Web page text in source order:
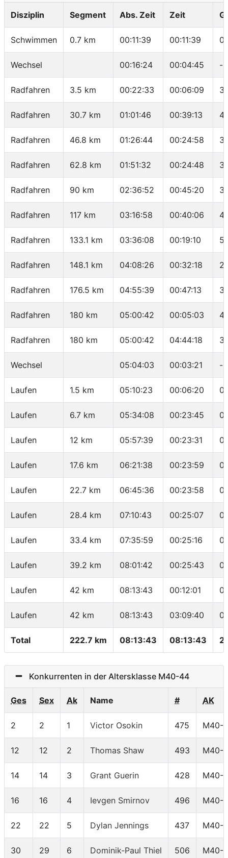
Disziplin Segment Abs. Zeit Zeit
Schwimmen 0.7 km 00:11:39 00:11:39
Wechsel 00:16:24 00:04:45 -
Radfahren 3.5 km 00:22:33 00:06:09
Radfahren 30.7 km 01:01:46 00:39:13
Radfahren 46.8 km 01:26:44 00:24:58
Radfahren 62.8 km 01:51:32 00:24:48
Radfahren 90 km 02:36:52 00:45:20
Radfahren 117 km 03:16:58 00:40:06
Radfahren 133.1 km 03:36:08 00:19:10
Radfahren 148.1 km 04:08:26 00:32:18
Radfahren 176.5 km 04:55:39 00:47:13
Radfahren 180 km 05:00:42 00:05:03
Radfahren 180 km 05:00:42 04:44:18
Wechsel 05:04:03 00:03:21 -
Laufen 1.5 km 05:10:23 00:06:20
Laufen 6.7 km 05:34:08 00:23:45
Laufen 12 km 05:57:39 00:23:31
Laufen 17.6 km 06:21:38 00:23:59
Laufen 22.7 km 06:45:36 00:23:58
Laufen 28.4 km 07:10:43 00:25:07
Laufen 33.4 km 07:35:59 00:25:16
Laufen 39.2 km 08:01:42 00:25:43
Laufen 42 km 08:13:43 00:12:01
Laufen 42 km 08:13:43 03:09:40
Total 222.7 km 08:13:43 08:13:43
Konkurrenten in der Altersklasse M40-44
Ges Sex Ak Name # AK
2 2 1 Victor Osokin 475 M40-
12 12 2 Thomas Shaw 493 M40-
14 14 3 Grant Guerin 428 M40-
16 16 4 Ievgen Smirnov 496 M40-
22 22 5 Dylan Jennings 437 M40-
30 29 6 Dominik-Paul Thiel 506 M40-